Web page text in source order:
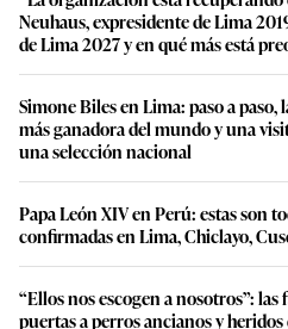
Neuhaus, expresidente de Lima
de Lima 2027 y en qué más está
Simone Biles en Lima: paso a paso,
más ganadora del mundo y una
una selección nacional
Papa León XIV en Perú: estas son
confirmadas en Lima, Chiclayo,
“Ellos nos escogen a nosotros”:
puertas a perros ancianos y